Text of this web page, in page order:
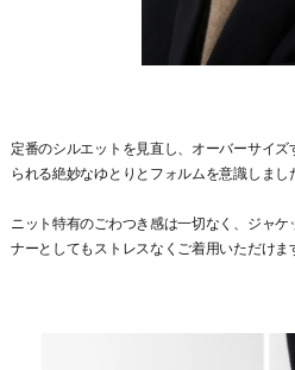
定番のシルエットを見直し、オーバーサイ
られる絶妙なゆとりとフォルムを意識しまし
ニット特有のごわつき感は一切なく、ジャ
ナーとしてもストレスなくご着用いただけま